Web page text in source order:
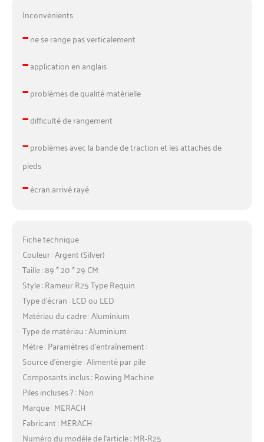
Inconvénients
–ne se range pas verticalement
–application en anglais
–problèmes de qualité matérielle
–difficulté de rangement
–problèmes avec la bande de traction et les attaches de
pieds
–écran arrivé rayé
Fiche technique
Couleur : Argent (Silver)
Taille : 89 * 20 * 29 CM
Style : Rameur R25 Type Requin
Type d’écran : LCD ou LED
Matériau du cadre : Aluminium
Type de matériau : Aluminium
Mètre : Paramètres d’entraînement :
Source d’énergie : Alimenté par pile
Composants inclus : Rowing Machine
Piles incluses ? : Non
Marque : MERACH
Fabricant : MERACH
Numéro du modèle de l’article : MR-R25